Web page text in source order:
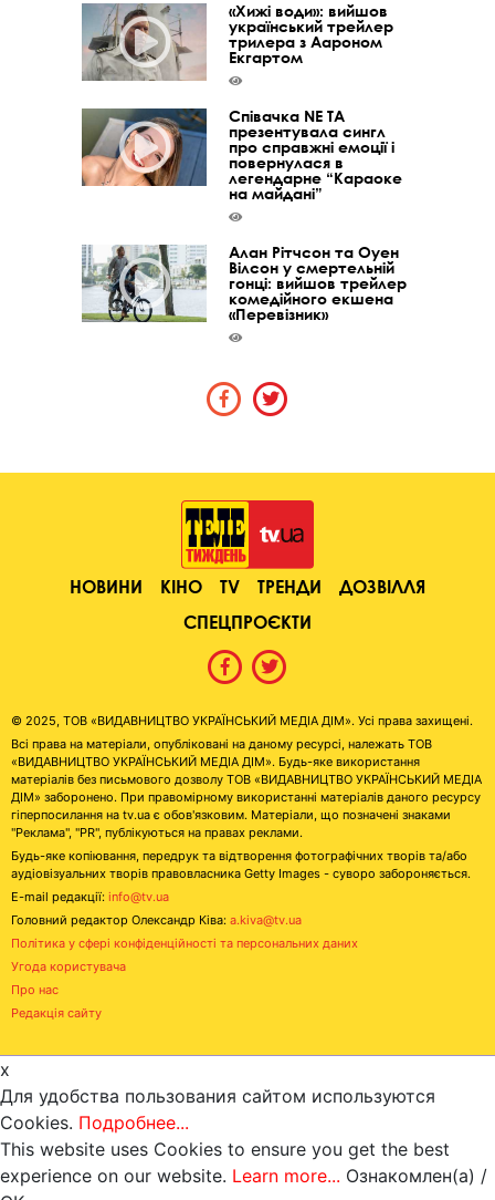
«Хижі води»: вийшов
український трейлер
трилера з Аароном
Екгартом
Співачка NE TA
презентувала сингл
про справжні емоції і
повернулася в
легендарне “Караоке
на майдані”
Алан Рітчсон та Оуен
Вілсон у смертельній
гонці: вийшов трейлер
комедійного екшена
«Перевізник»
НОВИНИ КІНО TV ТРЕНДИ
ДОЗВІЛЛЯ
СПЕЦПРОЄКТИ
© 2025, ТОВ «ВИДАВНИЦТВО УКРАЇНСЬКИЙ МЕДІА ДІМ». Усі права захищені.
Всі права на матеріали, опубліковані на даному ресурсі, належать ТОВ
«ВИДАВНИЦТВО УКРАЇНСЬКИЙ МЕДІА ДІМ». Будь-яке використання
матеріалів без письмового дозволу ТОВ «ВИДАВНИЦТВО УКРАЇНСЬКИЙ МЕДІА
ДІМ» заборонено. При правомірному використанні матеріалів даного ресурсу
гіперпосилання на tv.ua є обов'язковим. Матеріали, що позначені знаками
"Реклама", "PR", публікуються на правах реклами.
Будь-яке копіювання, передрук та відтворення фотографічних творів та/або
аудіовізуальних творів правовласника Getty Images - суворо забороняється.
E-mail редакції: info@tv.ua
Головний редактор Олександр Ківа: a.kiva@tv.ua
Політика у сфері конфіденційності та персональних даних
Угода користувача
Про нас
Редакція сайту
x
Для удобства пользования сайтом используются
Cookies. Подробнее...
This website uses Cookies to ensure you get the best
experience on our website. Learn more... Ознакомлен(а) /